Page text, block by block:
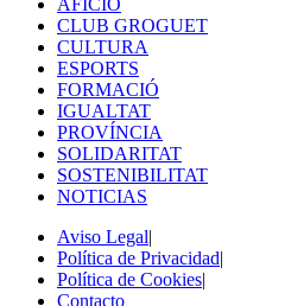
AFICIÓ
CLUB GROGUET
CULTURA
ESPORTS
FORMACIÓ
IGUALTAT
PROVÍNCIA
SOLIDARITAT
SOSTENIBILITAT
NOTICIAS
Aviso Legal|
Política de Privacidad|
Política de Cookies|
Contacto